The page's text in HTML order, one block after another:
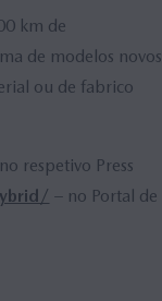
km de
de modelos novos
ou de fabrico
respetivo Press
– no Portal de